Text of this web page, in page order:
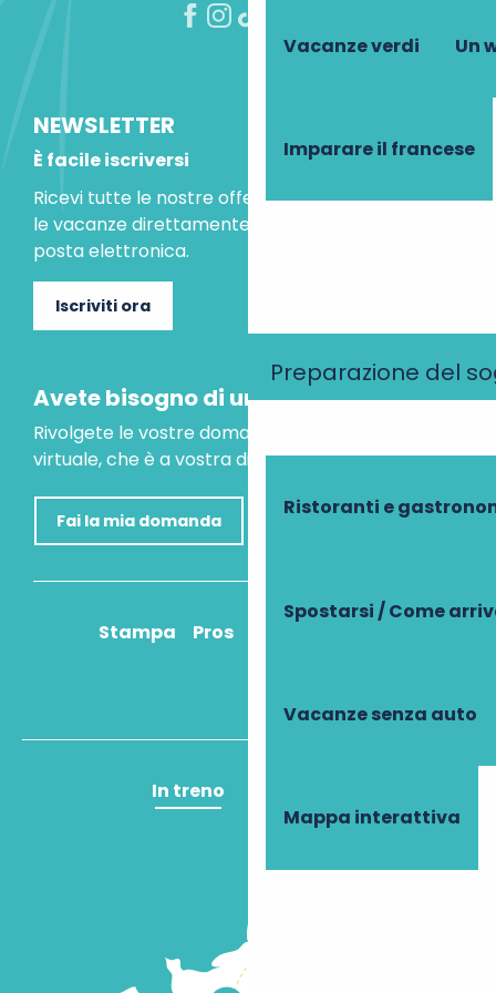
Vacanze verdi Un
Imparare il francese
Preparazione del
Ristoranti e
Spostarsi / Come
Vacanze senza auto
Mappa interattiva
NEWSLETTER
È facile iscriversi
Ricevi tutte le nostre offerte speciali e le idee per
le vacanze direttamente nella tua casella di
posta elettronica.
Iscriviti ora
Avete bisogno di un consiglio?
Rivolgete le vostre domande al nostro assistente
virtuale, che è a vostra disposizione per aiutarvi.
Fai la mia domanda
Stampa Pros
In treno